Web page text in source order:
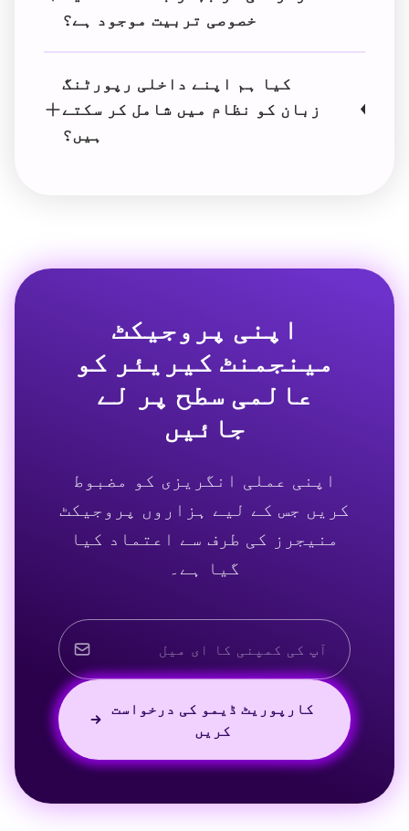
خصوصی تربیت موجود ہے؟
کیا ہم اپنے داخلی رپورٹنگ
زبان کو نظام میں شامل کر سکتے
ہیں؟
اپنی پروجیکٹ
مینجمنٹ کیریئر کو
عالمی سطح پر لے
جائیں
اپنی عملی انگریزی کو مضبوط
کریں جس کے لیے ہزاروں پروجیکٹ
منیجرز کی طرف سے اعتماد کیا
گیا ہے۔
کارپوریٹ ڈیمو کی درخواست
کریں